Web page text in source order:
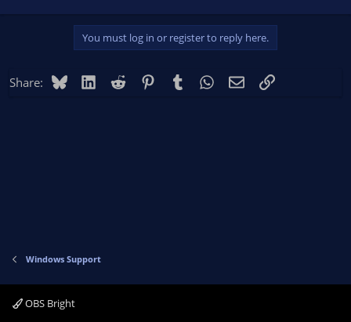
You must log in or register to reply here.
Share: BlueskyLinkedIn
Reddit PinterestTumblr WhatsApp
EmailLink
Windows Support
OBS Bright